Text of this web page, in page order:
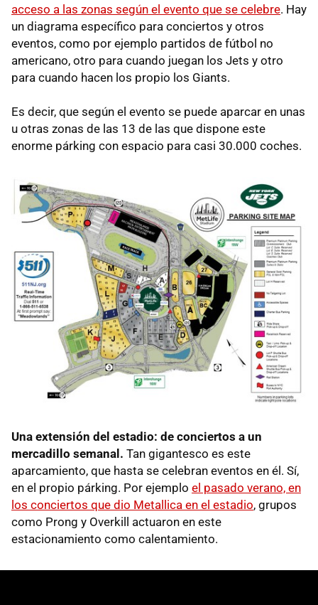
acceso a las zonas según el evento que se celebre. Hay
un diagrama específico para conciertos y otros
eventos, como por ejemplo partidos de fútbol no
americano, otro para cuando juegan los Jets y otro
para cuando hacen los propio los Giants.
Es decir, que según el evento se puede aparcar en unas
u otras zonas de las 13 de las que dispone este
enorme párking con espacio para casi 30.000 coches.
Una extensión del estadio: de conciertos a un
mercadillo semanal. Tan gigantesco es este
aparcamiento, que hasta se celebran eventos en él. Sí,
en el propio párking. Por ejemplo el pasado verano, en
los conciertos que dio Metallica en el estadio, grupos
como Prong y Overkill actuaron en este
estacionamiento como calentamiento.